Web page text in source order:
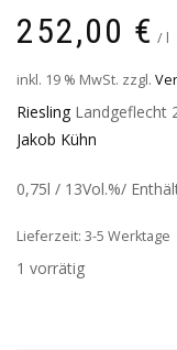
252,00 € / l
inkl. 19 % MwSt. zzgl.
Riesling Landgeflecht
Jakob Kühn
0,75l / 13Vol.%/
Lieferzeit: 3-5 Werktage
1 vorrätig